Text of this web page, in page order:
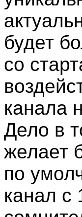
будет
со
канала
Дело в
желает
по
канал с